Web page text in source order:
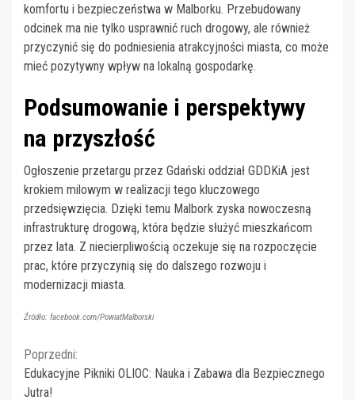
komfortu i bezpieczeństwa w Malborku. Przebudowany
odcinek ma nie tylko usprawnić ruch drogowy, ale również
przyczynić się do podniesienia atrakcyjności miasta, co może
mieć pozytywny wpływ na lokalną gospodarkę.
Podsumowanie i perspektywy
na przyszłość
Ogłoszenie przetargu przez Gdański oddział GDDKiA jest
krokiem milowym w realizacji tego kluczowego
przedsięwzięcia. Dzięki temu Malbork zyska nowoczesną
infrastrukturę drogową, która będzie służyć mieszkańcom
przez lata. Z niecierpliwością oczekuje się na rozpoczęcie
prac, które przyczynią się do dalszego rozwoju i
modernizacji miasta.
Źródło: facebook.com/PowiatMalborski
Continue
Reading
Poprzedni:
Edukacyjne Pikniki OLIOC: Nauka i Zabawa dla Bezpiecznego
Jutra!